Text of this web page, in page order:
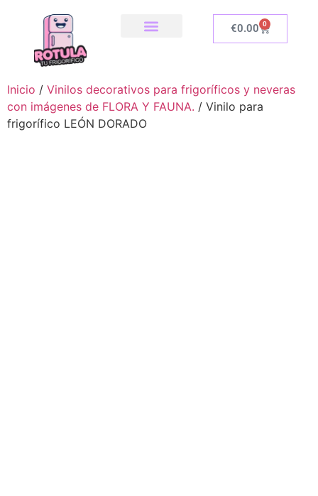
€0.00 0
Inicio / Vinilos decorativos para frigoríficos y neveras
con imágenes de FLORA Y FAUNA. / Vinilo para
frigorífico LEÓN DORADO